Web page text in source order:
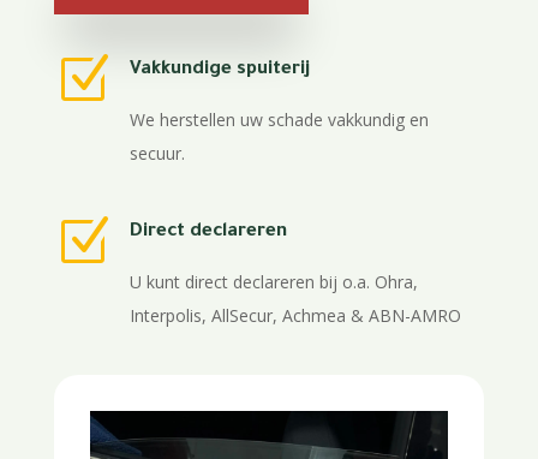
Z Vakkundige spuiterij
We herstellen uw schade vakkundig en
secuur.
Z Direct declareren
U kunt direct declareren bij o.a. Ohra,
Interpolis, AllSecur, Achmea & ABN-AMRO